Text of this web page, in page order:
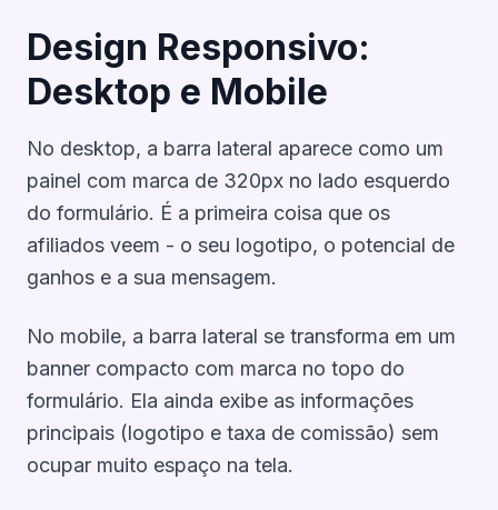
Design Responsivo:
Desktop e Mobile
No desktop, a barra lateral aparece como um
painel com marca de 320px no lado esquerdo
do formulário. É a primeira coisa que os
afiliados veem - o seu logotipo, o potencial de
ganhos e a sua mensagem.
No mobile, a barra lateral se transforma em um
banner compacto com marca no topo do
formulário. Ela ainda exibe as informações
principais (logotipo e taxa de comissão) sem
ocupar muito espaço na tela.